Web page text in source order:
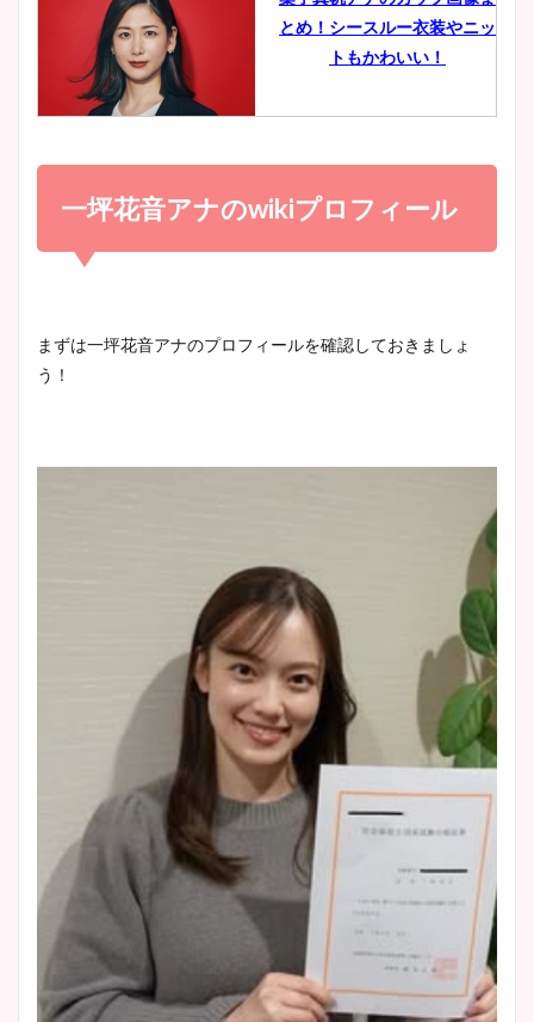
豊島実季アナのカップ画像ま
とめ！美脚や水着姿に年齢も
宇賀神メグアナのニット画像
とめ！シースルー衣装やニッ
トもかわいい！
小室瑛莉子のカップ画像まと
め！足が美脚でニット衣装も
かわいい！
清水麻椰アナのかわいい画
プ画像まとめ！同期や実家に
安藤萌々アナのカップ画像や
ニット衣装まとめ！美足の筋
肉も凄い！
鈴木唯の太ってた時の体重が
ヤバすぎww原因や痩せたダ
イエット方は？昔と現在を画
像比較！
豊島実季アナのカップ画像ま
一坪花音アナのwikiプロフィール
まずは一坪花音アナのプロフィールを確認しておきましょ
う！